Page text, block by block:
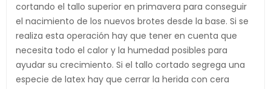
cortando el tallo superior en primavera para conseguir
el nacimiento de los nuevos brotes desde la base. Si se
realiza esta operación hay que tener en cuenta que
necesita todo el calor y la humedad posibles para
ayudar su crecimiento. Si el tallo cortado segrega una
especie de latex hay que cerrar la herida con cera